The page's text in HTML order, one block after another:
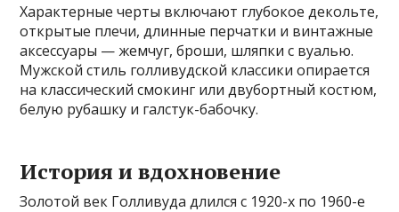
Характерные черты включают глубокое декольте,
открытые плечи, длинные перчатки и винтажные
аксессуары — жемчуг, броши, шляпки с вуалью.
Мужской стиль голливудской классики опирается
на классический смокинг или двубортный костюм,
белую рубашку и галстук-бабочку.
История и вдохновение
Золотой век Голливуда длился с 1920-х по 1960-е